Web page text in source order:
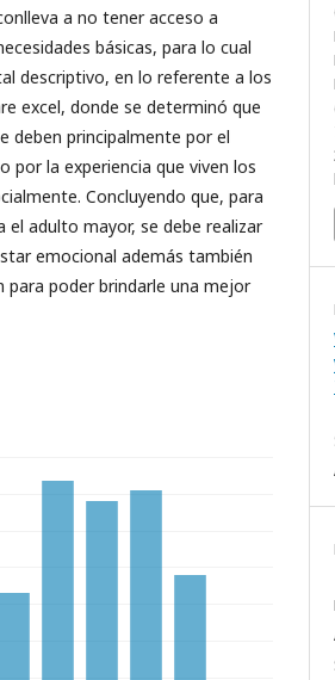
a no tener acceso a
básicas, para lo cual
descriptivo, en lo referente a los
excel, donde se determinó que
deben principalmente por el
por la experiencia que viven los
Concluyendo que, para
adulto mayor, se debe realizar
emocional además también
para poder brindarle una mejor